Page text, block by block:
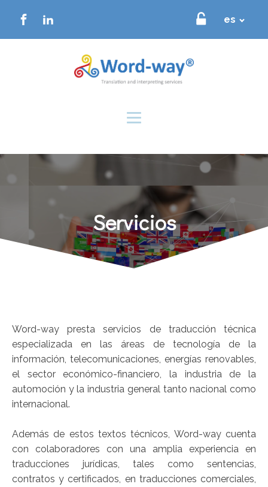
es
Servicios
Word-way presta servicios de traducción técnica
especializada en las áreas de tecnología de la
información, telecomunicaciones, energías renovables,
el sector económico-financiero, la industria de la
automoción y la industria general tanto nacional como
internacional.
Además de estos textos técnicos, Word-way cuenta
con colaboradores con una amplia experiencia en
traducciones jurídicas, tales como sentencias,
contratos y certificados, en traducciones comerciales,